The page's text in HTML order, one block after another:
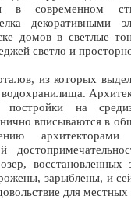
в современном
декоративными
домов в светлые
светло и
из которых
на
вписываются в
архитекторами
восстановленных
зарыблены, и
для